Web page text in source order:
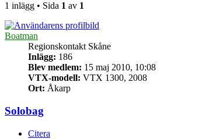
1 inlägg • Sida 1 av 1
Boatman
Regionskontakt Skåne
Inlägg: 186
Blev medlem: 15 maj 2010, 10:08
VTX-modell: VTX 1300, 2008
Ort: Åkarp
Solobag
Citera